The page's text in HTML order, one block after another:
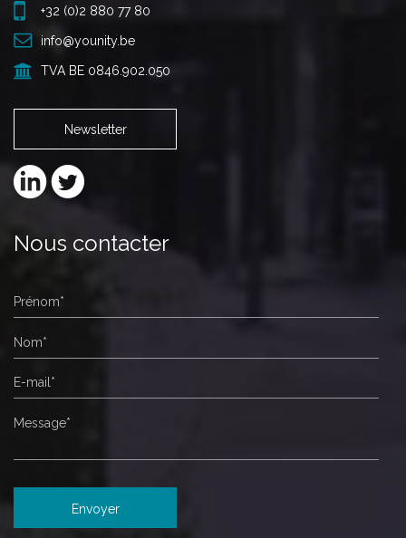
+32 (0)2 880 77 80
info@younity.be
TVA BE 0846.902.050
Newsletter
Nous contacter